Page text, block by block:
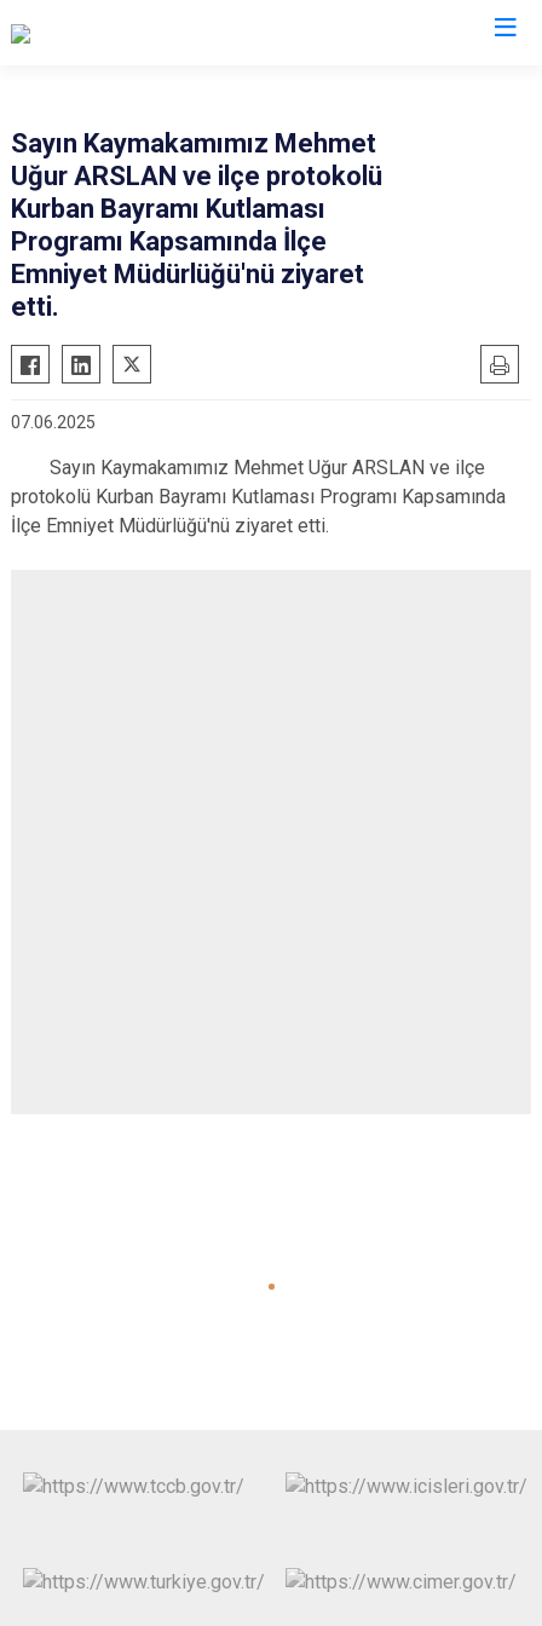
Akyazı
Ferizli
Geyve
Hendek
Karapürçek
Karasu
Kaynarca
Pamukova
Sapanca
Söğütlü
Sayın Kaymakamımız Mehmet
Uğur ARSLAN ve ilçe protokolü
Kurban Bayramı Kutlaması
Programı Kapsamında İlçe
Emniyet Müdürlüğü'nü ziyaret
etti.
07.06.2025
Sayın Kaymakamımız Mehmet Uğur ARSLAN ve ilçe
protokolü Kurban Bayramı Kutlaması Programı Kapsamında
İlçe Emniyet Müdürlüğü'nü ziyaret etti.